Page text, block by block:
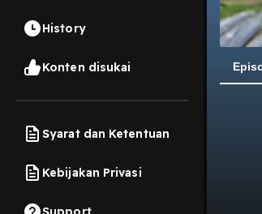
History
Konten disukai
Syarat dan Ketentuan
Kebijakan Privasi